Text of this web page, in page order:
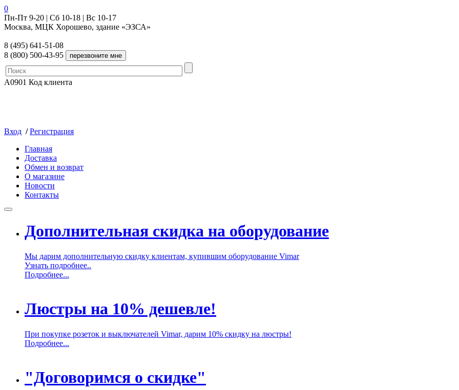
0
Пн-Пт 9-20 | Сб 10-18 | Вс 10-17
Москва, МЦК Хорошево, здание «ЭЗСА»
8 (495) 641-51-08
8 (800) 500-43-95
A0901 Код клиента
Вход / Регистрация
Главная
Доставка
Обмен и возврат
О магазине
Новости
Контакты
Дополнительная скидка на оборудование
Мы дарим дополнительную скидку клиентам, купившим оборудование Vimar
Узнать подробнее..
Подробнее...
Люстры на 10% дешевле!
При покупке розеток и выключателей Vimar, дарим 10% скидку на люстры!
Подробнее...
"Договоримся о скидке"